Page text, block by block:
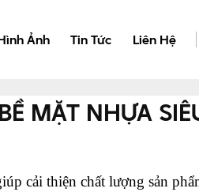
Ảnh Tin Tức Liên Hệ
MẶT NHỰA
cải thiện chất lượng sản